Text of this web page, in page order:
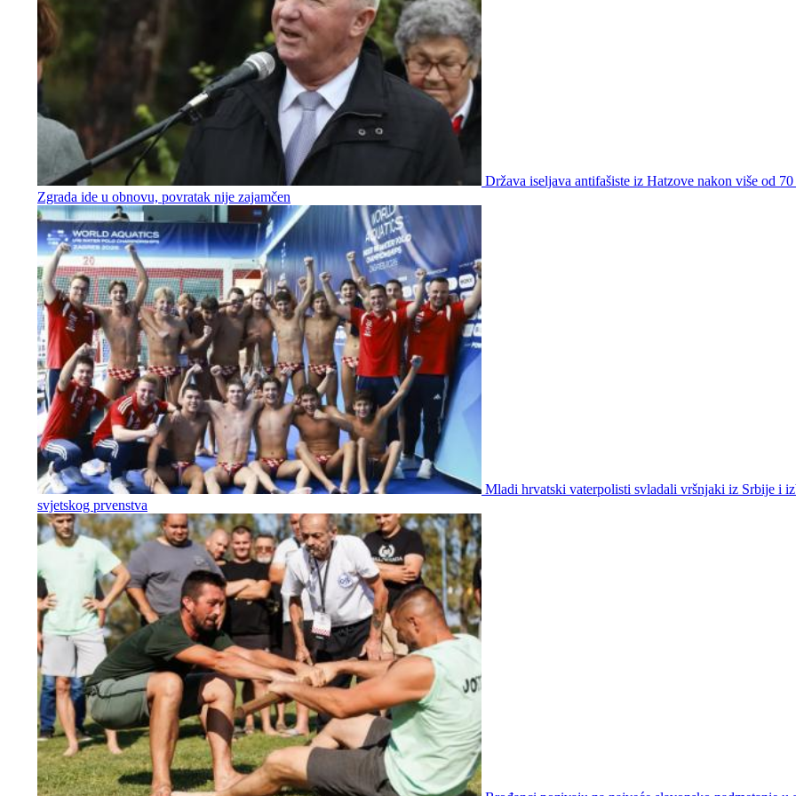
Država iseljava antifašiste iz Hatzove nakon više od
Zgrada ide u obnovu, povratak nije zajamčen
Mladi hrvatski vaterpolisti svladali vršnjaki iz Srbije i
svjetskog prvenstva